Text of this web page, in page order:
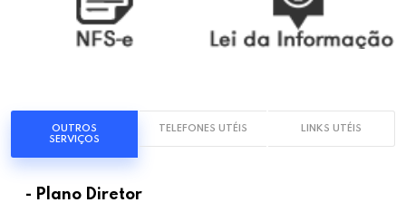
OUTROS
SERVIÇOS
TELEFONES UTÉIS LINKS UTÉIS
- Plano Diretor